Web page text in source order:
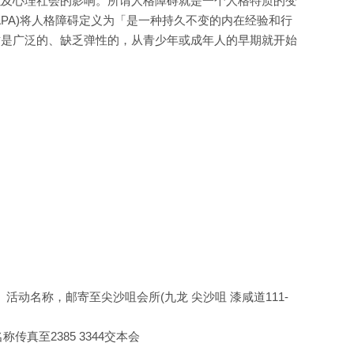
将人格障碍定义为「是一种持久不变的内在经验和行
广泛的、缺乏弹性的，从青少年或成年人的早期就开始
动名称，邮寄至尖沙咀会所(九龙 尖沙咀 漆咸道111-
传真至2385 3344交本会